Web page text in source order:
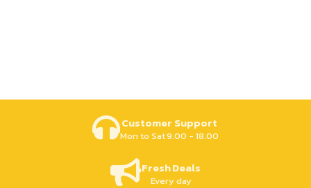
Customer Support
Mon to Sat 9.00 - 18.00
Fresh Deals
Every day